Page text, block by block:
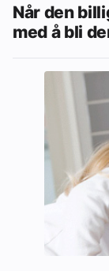
Når den
med å bli